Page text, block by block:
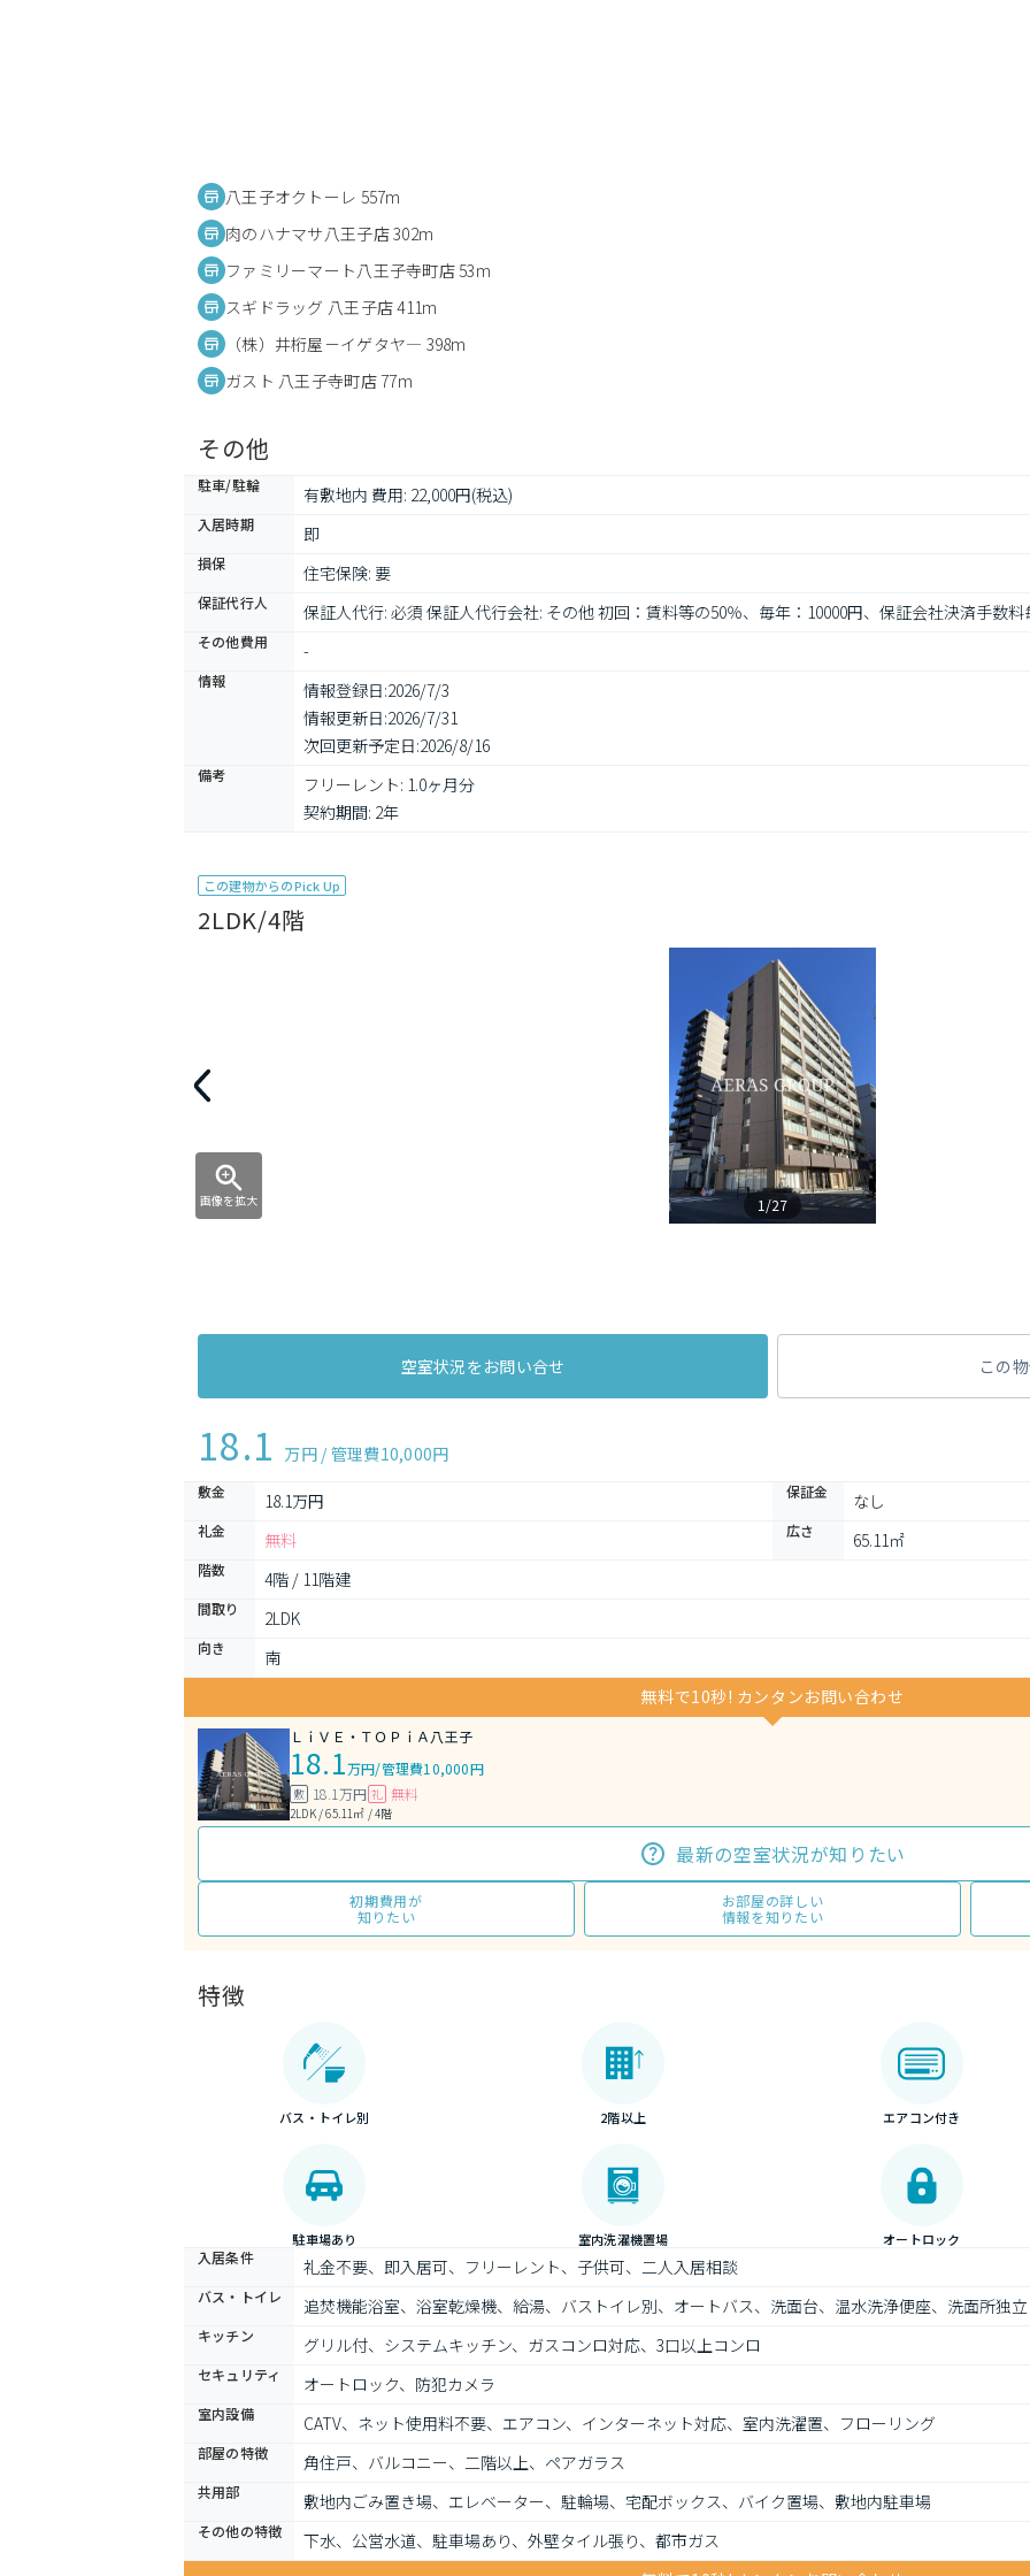
八王子オクトーレ 557m
肉のハナマサ八王子店 302m
ファミリーマート八王子寺町店 53m
スギドラッグ 八王子店 411m
（株）井桁屋－イゲタヤ― 398m
ガスト 八王子寺町店 77m
その他
駐車/駐輪 有敷地内 費用: 22,000円(税込)
入居時期 即
損保 住宅保険: 要
保証代行人 保証人代行: 必須 保証人代行会社: その他 初回：賃料等の50％、毎年：10000円、保証会社決済手数料
その他費用 -
情報 情報登録日:2026/7/3
情報更新日:2026/7/31
次回更新予定日:2026/8/16
備考
フリーレント: 1.0ヶ月分
契約期間: 2年
この建物からのPick Up
2LDK/4階
画像を拡大 1/27
空室状況をお問い合せ この
18.1 万円 / 管理費10,000円
敷金 18.1万円 保証金 なし
礼金 無料 広さ 65.11㎡
階数 4階 / 11階建
間取り 2LDK
向き
南
無料で10秒! カンタンお問い合わせ
ＬｉＶＥ・ＴＯＰｉＡ八王子
18.1万円/管理費10,000円
敷 18.1万円 礼 無料
2LDK / 65.11㎡ / 4階
最新の空室状況が知りたい
初期費用が
知りたい
お部屋の詳しい
情報を知りたい
特徴
バス・トイレ別 2階以上 エアコン付き
駐車場あり 室内洗濯機置場 オートロック
入居条件 礼金不要、即入居可、フリーレント、子供可、二人入居相談
バス・トイレ 追焚機能浴室、浴室乾燥機、給湯、バストイレ別、オートバス、洗面台、温水洗浄便座、洗面所独立
キッチン グリル付、システムキッチン、ガスコンロ対応、3口以上コンロ
セキュリティ オートロック、防犯カメラ
室内設備 CATV、ネット使用料不要、エアコン、インターネット対応、室内洗濯置、フローリング
部屋の特徴 角住戸、バルコニー、二階以上、ペアガラス
共用部 敷地内ごみ置き場、エレベーター、駐輪場、宅配ボックス、バイク置場、敷地内駐車場
その他の特徴
下水、公営水道、駐車場あり、外壁タイル張り、都市ガス